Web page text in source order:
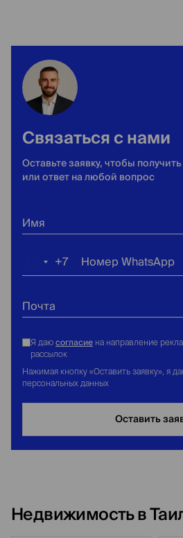
Связаться с нами
Оставьте заявку, чтобы
или ответ на любой вопрос
Имя
Россия
+7 Номер WhatsApp
Почта
Я даю согласие на направление
рассылок
Нажимая кнопку «Оставить заявку», я
персональных данных
Оставить
Недвижимость в